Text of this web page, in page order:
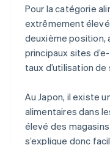
Pour la catégorie
extrêmement
deuxième position,
principaux sites
taux d’utilisation
Au Japon, il existe
alimentaires dans
élevé des
s’explique donc